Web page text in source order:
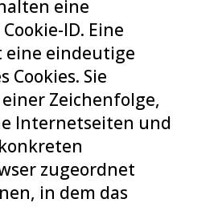
eine
ID. Eine
eine eindeutige
Cookies. Sie
Zeichenfolge,
Internetseiten und
zugeordnet
in dem das